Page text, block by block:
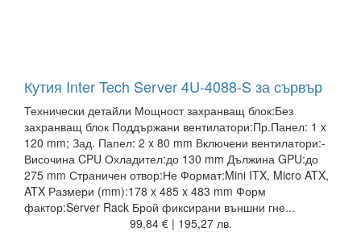
Кутия Inter Tech Server 4U-4088-S за сървър
Технически детайли Мощност захранващ блок:Без
захранващ блок Поддържани вентилатори:Пр.Панел: 1 x
120 mm; Зад. Папел: 2 x 80 mm Включени вентилатори:-
Височина CPU Охладител:до 130 mm Дължина GPU:до
275 mm Страничен отвор:Не Формат:Mini ITX, Micro ATX,
ATX Размери (mm):178 x 485 x 483 mm Форм
фактор:Server Rack Брой фиксирани външни гне...
99,84 € | 195,27 лв.